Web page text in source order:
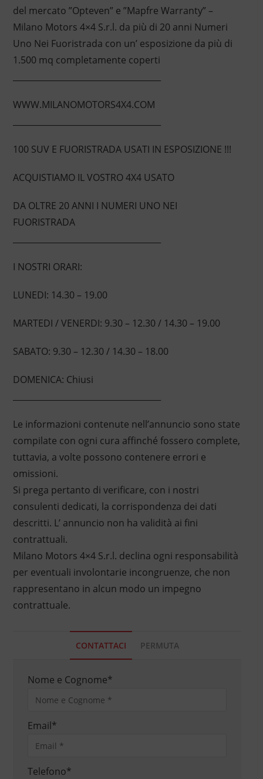
del mercato ”Opteven” e ”Mapfre Warranty” –
Milano Motors 4×4 S.r.l. da più di 20 anni Numeri
Uno Nei Fuoristrada con un’ esposizione da più di
1.500 mq completamente coperti
WWW.MILANOMOTORS4X4.COM
100 SUV E FUORISTRADA USATI IN ESPOSIZIONE !!!
ACQUISTIAMO IL VOSTRO 4X4 USATO
DA OLTRE 20 ANNI I NUMERI UNO NEI
FUORISTRADA
I NOSTRI ORARI:
LUNEDI: 14.30 – 19.00
MARTEDI / VENERDI: 9.30 – 12.30 / 14.30 – 19.00
SABATO: 9.30 – 12.30 / 14.30 – 18.00
DOMENICA: Chiusi
Le informazioni contenute nell’annuncio sono state
compilate con ogni cura affinché fossero complete,
tuttavia, a volte possono contenere errori e
omissioni.
Si prega pertanto di verificare, con i nostri
consulenti dedicati, la corrispondenza dei dati
descritti. L’ annuncio non ha validità ai fini
contrattuali.
Milano Motors 4×4 S.r.l. declina ogni responsabilità
per eventuali involontarie incongruenze, che non
rappresentano in alcun modo un impegno
contrattuale.
CONTATTACI PERMUTA
Nome e Cognome*
Email*
Telefono*